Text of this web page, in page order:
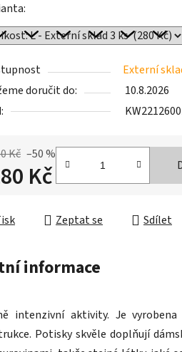
Externí
doručit do:
10.8.2026
Kč –50 %
Kč
Zeptat se Sdílet
informace
intenzivní aktivity. Je
Potisky skvěle doplňují